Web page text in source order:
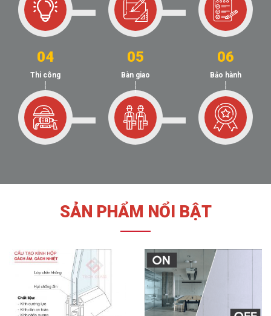
04
Thi công
05
Bàn giao
06
Bảo hành
SẢN PHẨM NỔI BẬT